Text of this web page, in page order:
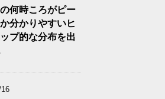
何時ころがピー
分かりやすいヒ
プ的な分布を出